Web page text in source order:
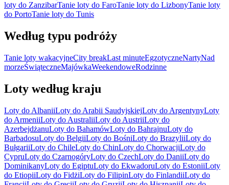
loty do ZanzibarTanie loty do FaroTanie loty do LizbonyTanie loty
do PortoTanie loty do Tunis
Według typu podróży
Tanie loty wakacyjneCity breakLast minuteEgzotyczneNartyNad
morzeŚwiąteczneMajówkaWeekendoweRodzinne
Loty według kraju
Loty do AlbaniiLoty do Arabii SaudyjskiejLoty do ArgentynyLoty
do ArmeniiLoty do AustraliiLoty do AustriiLoty do
AzerbejdżanuLoty do BahamówLoty do BahrajnuLoty do
BarbadosuLoty do BelgiiLoty do BośniLoty do BrazyliiLoty do
BułgariiLoty do ChileLoty do ChinLoty do ChorwacjiLoty do
CypruLoty do CzarnogóryLoty do CzechLoty do DaniiLoty do
DominikanyLoty do EgiptuLoty do EkwadoruLoty do EstoniiLoty
do EtiopiiLoty do FidżiLoty do FilipinLoty do FinlandiiLoty do